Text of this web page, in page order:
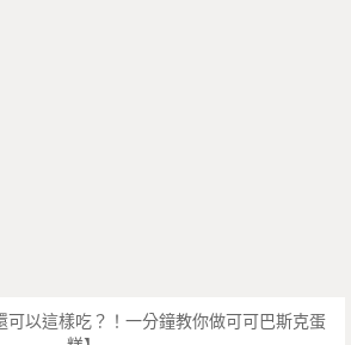
可以這樣吃？！一分鐘教你做可可巴斯克蛋